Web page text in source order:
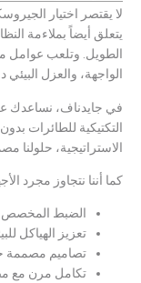
لا يقتصر اختيار
يتعلق أيضاً بملاءمة
الطويل. وتلعب عوامل
الواجهة، والعزل البيئي
في جايدناف، نساعدك
التكتيكية للطائرات
الاستراتيجية،
كما أننا نتجاوز مجرد
الضبط المخصص
تعزيز الهياكل
تصاميم مصممة
تكامل مرن مع